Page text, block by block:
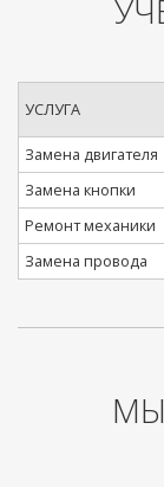
УСЛУГА
Замена двигателя
Замена кнопки
Ремонт механики
Замена провода